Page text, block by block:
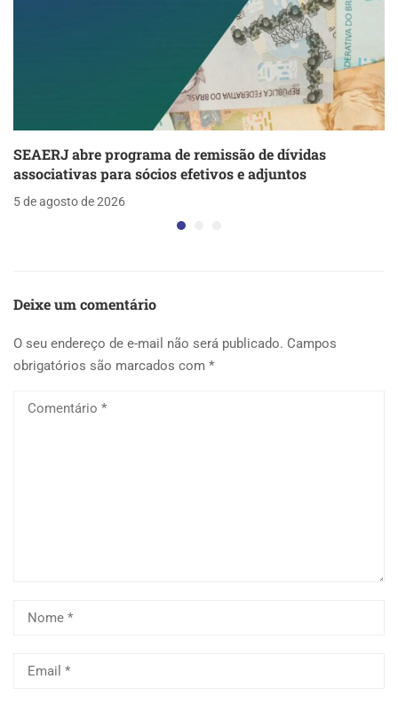
SEAERJ abre programa de remissão de dívidas
associativas para sócios efetivos e adjuntos
5 de agosto de 2026
Deixe um comentário
O seu endereço de e-mail não será publicado. Campos
obrigatórios são marcados com *